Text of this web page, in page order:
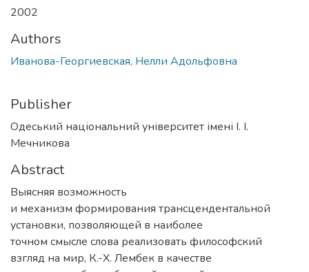
2002
Authors
Иванова-Георгиевская, Нелли Адольфовна
Publisher
Одеський національний університет імені І. І.
Мечникова
Abstract
Выясняя возможность
и механизм формирования трансцендентальной
установки, позволяющей в наиболее
точном смысле слова реализовать философский
взгляд на мир, К.-Х. Лембек в качестве